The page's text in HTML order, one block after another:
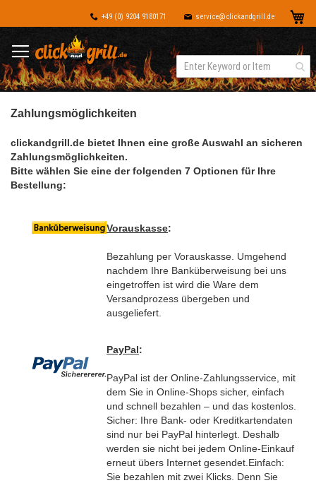
+49 (0) 9204 9180171 service@clickandgrill.de
Zahlungsmöglichkeiten
clickandgrill.de bietet Ihnen eine große Auswahl an sicheren
Zahlungsmöglichkeiten.
Bitte wählen Sie eine der folgenden 7 Optionen für Ihre
Bestellung:
Vorauskasse:
Bezahlung per Vorauskasse. Umgehend
nachdem Ihre Banküberweisung bei uns
eingetroffen ist wird die Ware dem
Versandprozess übergeben und
ausgeliefert.
PayPal:
PayPal ist der Online-Zahlungsservice, mit
dem Sie in Online-Shops sicher, einfach
und schnell bezahlen – und das kostenlos.
Sicher: Ihre Bank- oder Kreditkartendaten
sind nur bei PayPal hinterlegt. Deshalb
werden sie nicht bei jedem Online-Einkauf
erneut übers Internet gesendet. Einfach:
Sie bezahlen mit zwei Klicks. Denn Sie